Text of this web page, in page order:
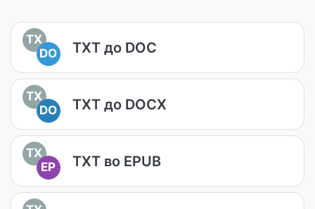
TX
DO
TXT до DOC
TX
DO
TXT до DOCX
TX
EP
TXT во EPUB